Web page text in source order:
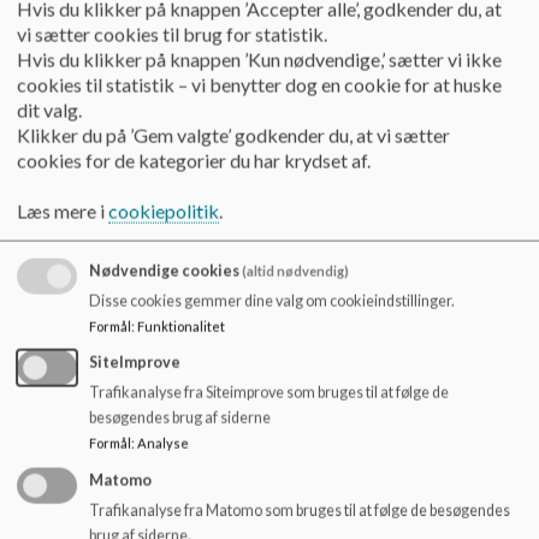
ved forældrenes egenbetaling.
Børnene elsker at tage del i spisesituationen. De skiftes til at
dække bord og gøre klar, hente mere mad i køkkenet og
rydde væk. Dette giver børnene en følelse af at være en del af
noget større.
indtages i et fællesskab, hvor man spiser den samme mad.
Maden, fx rødbedefrikadeller, kan være ukendt for nogle
børn, men fællesskabet inspirerer til madmod.
Dialogen omkring spisningen giver rig mulighed for at udvide
ordforrådet omkring kendskab til madvarer, men også farver
og konsistens. Samtidig giver fællesskabet en social
forståelse for, at maden skal deles og sendes videre til en,
Hvis du klikker på knappen ’Accepter alle’, godkender du, at
vi sætter cookies til brug for statistik.
Hvis du klikker på knappen ’Kun nødvendige,’ sætter vi ikke
cookies til statistik – vi benytter dog en cookie for at huske
dit valg.
Klikker du på ’Gem valgte’ godkender du, at vi sætter
cookies for de kategorier du har krydset af.
Læs mere icookiepolitik.
Nødvendige cookies(altid nødvendig)
Disse cookies gemmer dine valg om cookieindstillinger.
Formål: Funktionalitet
SiteImprove
Trafikanalyse fra Siteimprove som bruges til at følge de
besøgendes brug af siderne
Formål : Analyse
Matomo
Trafikanalyse fra Matomo som bruges til at følge de besøgendes